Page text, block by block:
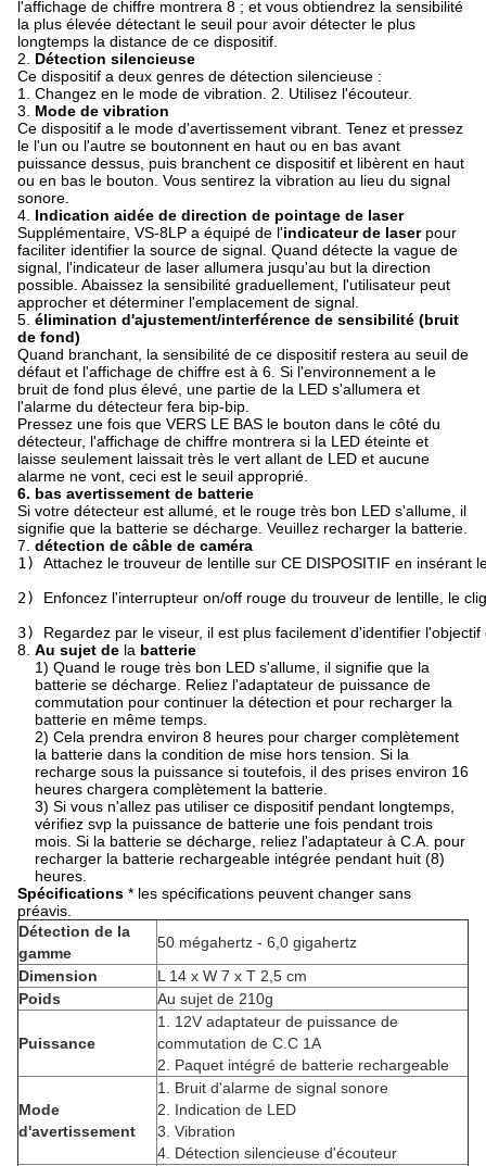
l'affichage de chiffre montrera 8 ; et vous obtiendrez la sensibilité
la plus élevée détectant le seuil pour avoir détecter le plus
longtemps la distance de ce dispositif.
2. Détection silencieuse
Ce dispositif a deux genres de détection silencieuse :
1. Changez en le mode de vibration. 2. Utilisez l'écouteur.
3. Mode de vibration
Ce dispositif a le mode d'avertissement vibrant. Tenez et pressez
le l'un ou l'autre se boutonnent en haut ou en bas avant
puissance dessus, puis branchent ce dispositif et libèrent en haut
ou en bas le bouton. Vous sentirez la vibration au lieu du signal
sonore.
4. Indication aidée de direction de pointage de laser
Supplémentaire, VS-8LP a équipé de l'indicateur de laserpour
faciliter identifier la source de signal. Quand détecte la vague de
signal, l'indicateur de laser allumera jusqu'au but la direction
possible. Abaissez la sensibilité graduellement, l'utilisateur peut
approcher et déterminer l'emplacement de signal.
5. élimination d'ajustement/interférence de sensibilité (bruit
de fond)
Quand branchant, la sensibilité de ce dispositif restera au seuil de
défaut et l'affichage de chiffre est à 6. Si l'environnement a le
bruit de fond plus élevé, une partie de la LED s'allumera et
l'alarme du détecteur fera bip-bip.
Pressez une fois que VERS LE BAS le bouton dans le côté du
détecteur, l'affichage de chiffre montrera si la LED éteinte et
laisse seulement laissait très le vert allant de LED et aucune
alarme ne vont, ceci est le seuil approprié.
6. bas avertissement de batterie
Si votre détecteur est allumé, et le rouge très bon LED s'allume, il
signifie que la batterie se décharge. Veuillez recharger la batterie.
7. détection de câble de caméra
1) Attachez le trouveur de lentille sur CE DISPOSITIF en insérant
2) Enfoncez l'interrupteur on/off rouge du trouveur de lentille, le
3) Regardez par le viseur, il est plus facilement d'identifier
8. Au sujet de la batterie
1) Quand le rouge très bon LED s'allume, il signifie que la
batterie se décharge. Reliez l'adaptateur de puissance de
commutation pour continuer la détection et pour recharger la
batterie en même temps.
2) Cela prendra environ 8 heures pour charger complètement
la batterie dans la condition de mise hors tension. Si la
recharge sous la puissance si toutefois, il des prises environ 16
heures chargera complètement la batterie.
3) Si vous n'allez pas utiliser ce dispositif pendant longtemps,
vérifiez svp la puissance de batterie une fois pendant trois
mois. Si la batterie se décharge, reliez l'adaptateur à C.A. pour
recharger la batterie rechargeable intégrée pendant huit (8)
heures.
Spécifications * les spécifications peuvent changer sans
préavis.
Détection de la
gamme
50 mégahertz - 6,0 gigahertz
Dimension
L 14 x W 7 x T 2,5 cm
Poids
Au sujet de 210g
Puissance
1. 12V adaptateur de puissance de
commutation de C.C 1A
2. Paquet intégré de batterie rechargeable
Mode
d'avertissement
1. Bruit d'alarme de signal sonore
2. Indication de LED
3. Vibration
4. Détection silencieuse d'écouteur